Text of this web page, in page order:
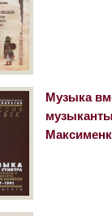
Музыка